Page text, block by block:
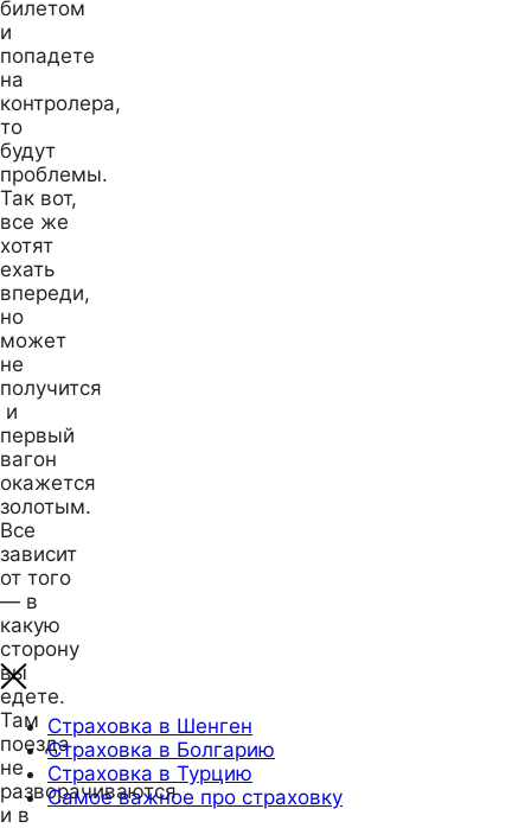
билетом
и
попадете
на
контролера,
то
будут
проблемы.
Так вот,
все же
хотят
ехать
впереди,
но
может
не
получится
и
первый
вагон
окажется
золотым.
Все
зависит
от того
— в
какую
сторону
вы
едете.
Там
поезда
не
разворачиваются
и в
Страховка в Шенген
Страховка в Болгарию
Страховка в Турцию
Самое важное про страховку